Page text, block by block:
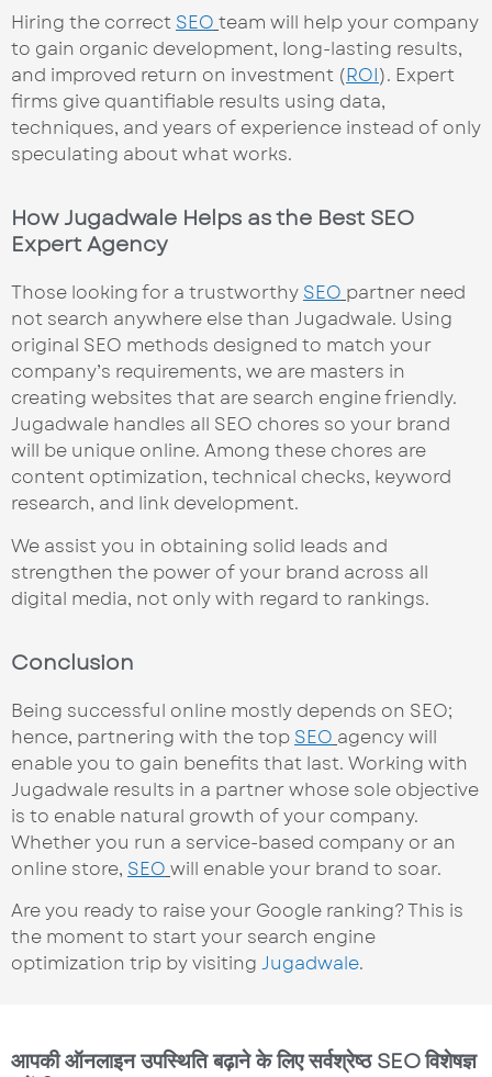
Hiring the correct SEO team will help your company
to gain organic development, long-lasting results,
and improved return on investment (ROI). Expert
firms give quantifiable results using data,
techniques, and years of experience instead of only
speculating about what works.
How Jugadwale Helps as the Best SEO
Expert Agency
Those looking for a trustworthy SEO partner need
not search anywhere else than Jugadwale. Using
original SEO methods designed to match your
company’s requirements, we are masters in
creating websites that are search engine friendly.
Jugadwale handles all SEO chores so your brand
will be unique online. Among these chores are
content optimization, technical checks, keyword
research, and link development.
We assist you in obtaining solid leads and
strengthen the power of your brand across all
digital media, not only with regard to rankings.
Conclusion
Being successful online mostly depends on SEO;
hence, partnering with the top SEO agency will
enable you to gain benefits that last. Working with
Jugadwale results in a partner whose sole objective
is to enable natural growth of your company.
Whether you run a service-based company or an
online store, SEO will enable your brand to soar.
Are you ready to raise your Google ranking? This is
the moment to start your search engine
optimization trip by visiting Jugadwale.
आपकी ऑनलाइन उपस्थिति बढ़ाने के लिए सर्वश्रेष्ठ SEO विशेषज्ञ